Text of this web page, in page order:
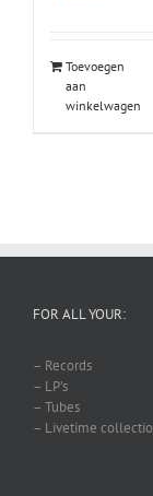
Toevoegen
aan
winkelwagen
FOR ALL YOUR:
– Records
– LP’s
– Tubes
– Livetime